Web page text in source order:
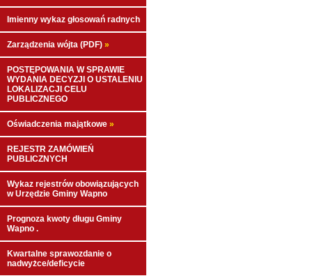
Imienny wykaz głosowań radnych
Zarządzenia wójta (PDF) »
POSTĘPOWANIA W SPRAWIE
WYDANIA DECYZJI O USTALENIU
LOKALIZACJI CELU
PUBLICZNEGO
Oświadczenia majątkowe »
REJESTR ZAMÓWIEŃ
PUBLICZNYCH
Wykaz rejestrów obowiązujących
w Urzędzie Gminy Wapno
Prognoza kwoty długu Gminy
Wapno .
Kwartalne sprawozdanie o
nadwyżce/deficycie